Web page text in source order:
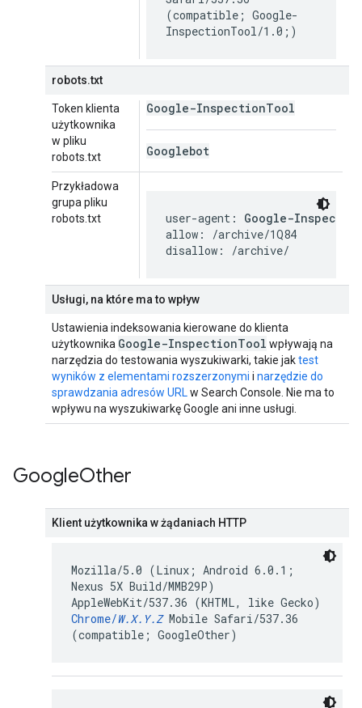
(compatible; Google-
InspectionTool/1.0;)
robots.txt
Token klienta
użytkownika
w pliku
robots.txt
Google-InspectionTool
Googlebot
Przykładowa
grupa pliku
robots.txt
user-agent: Google-
allow: /archive/1Q84
disallow: /archive/
Usługi, na które ma to wpływ
Ustawienia indeksowania kierowane do klienta
użytkownika Google-InspectionTool wpływają na
narzędzia do testowania wyszukiwarki, takie jaktest
wyników z elementami rozszerzonymi i narzędzie do
sprawdzania adresów URL w Search Console. Nie ma to
wpływu na wyszukiwarkę Google ani inne usługi.
GoogleOther
Klient użytkownika w żądaniach HTTP
Mozilla/5.0 (Linux; Android 6.0.1;
Nexus 5X Build/MMB29P)
AppleWebKit/537.36 (KHTML, like Gecko)
Chrome/W.X.Y.ZMobile Safari/537.36
(compatible; GoogleOther)